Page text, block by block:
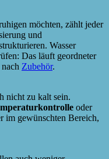
möchten, zählt jeder
und
Wasser
Das läuft geordneter
Zubehör.
nicht zu kalt sein.
oder
im gewünschten Bereich,